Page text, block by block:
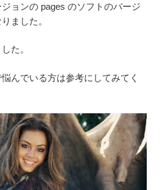
ョンの pages のソフトのバージ
ました。
た。
んでいる方は参考にしてみてく